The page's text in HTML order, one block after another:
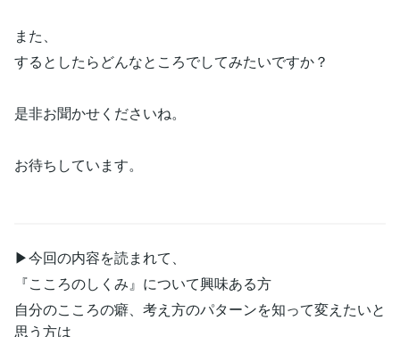
また、
するとしたらどんなところでしてみたいですか？
是非お聞かせくださいね。
お待ちしています。
▶︎今回の内容を読まれて、
『こころのしくみ』について興味ある方
自分のこころの癖、考え方のパターンを知って変えたいと
思う方は